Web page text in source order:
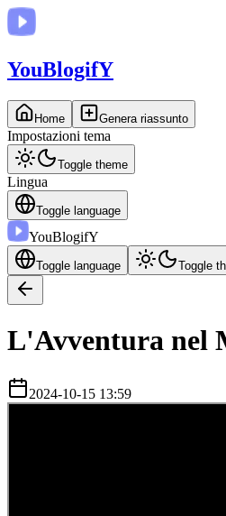
YouBlogifY
Home Genera riassunto
Impostazioni tema
Toggle theme
Lingua
Toggle language
YouBlogifY
Toggle language Toggle
L'Avventura nel
2024-10-15 13:59